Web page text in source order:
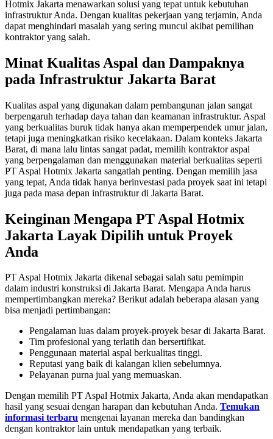
Hotmix Jakarta menawarkan solusi yang tepat untuk kebutuhan
infrastruktur Anda. Dengan kualitas pekerjaan yang terjamin, Anda
dapat menghindari masalah yang sering muncul akibat pemilihan
kontraktor yang salah.
Minat Kualitas Aspal dan Dampaknya
pada Infrastruktur Jakarta Barat
Kualitas aspal yang digunakan dalam pembangunan jalan sangat
berpengaruh terhadap daya tahan dan keamanan infrastruktur. Aspal
yang berkualitas buruk tidak hanya akan memperpendek umur jalan,
tetapi juga meningkatkan risiko kecelakaan. Dalam konteks Jakarta
Barat, di mana lalu lintas sangat padat, memilih kontraktor aspal
yang berpengalaman dan menggunakan material berkualitas seperti
PT Aspal Hotmix Jakarta sangatlah penting. Dengan memilih jasa
yang tepat, Anda tidak hanya berinvestasi pada proyek saat ini tetapi
juga pada masa depan infrastruktur di Jakarta Barat.
Keinginan Mengapa PT Aspal Hotmix
Jakarta Layak Dipilih untuk Proyek
Anda
PT Aspal Hotmix Jakarta dikenal sebagai salah satu pemimpin
dalam industri konstruksi di Jakarta Barat. Mengapa Anda harus
mempertimbangkan mereka? Berikut adalah beberapa alasan yang
bisa menjadi pertimbangan:
Pengalaman luas dalam proyek-proyek besar di Jakarta Barat.
Tim profesional yang terlatih dan bersertifikat.
Penggunaan material aspal berkualitas tinggi.
Reputasi yang baik di kalangan klien sebelumnya.
Pelayanan purna jual yang memuaskan.
Dengan memilih PT Aspal Hotmix Jakarta, Anda akan mendapatkan
hasil yang sesuai dengan harapan dan kebutuhan Anda. Temukan
informasi terbaru mengenai layanan mereka dan bandingkan
dengan kontraktor lain untuk mendapatkan yang terbaik.